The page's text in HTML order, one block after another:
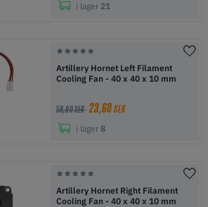
i lager 21
Artillery Hornet Left Filament
Cooling Fan - 40 x 40 x 10 mm
59,00 SEK 23,60SEK
i lager 8
Artillery Hornet Right Filament
Cooling Fan - 40 x 40 x 10 mm